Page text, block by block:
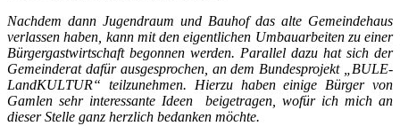
Nachdem dann Jugendraum und Bauhof das alte Gemeindehaus
verlassen haben, kann mit den eigentlichen Umbauarbeiten zu einer
Bürgergastwirtschaft begonnen werden. Parallel dazu hat sich der
Gemeinderat dafür ausgesprochen, an dem Bundesprojekt „BULE-
LandKULTUR“ teilzunehmen. Hierzu haben einige Bürger von
Gamlen sehr interessante Ideen beigetragen, wofür ich mich an
dieser Stelle ganz herzlich bedanken möchte.